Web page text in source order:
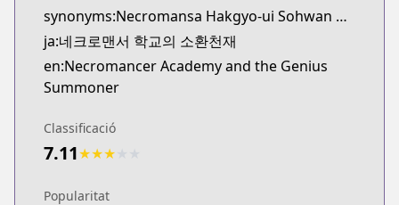
synonyms:Necromansa Hakgyo-ui Sohwan Cheonjae
ja:네크로맨서 학교의 소환천재
en:Necromancer Academy and the Genius
Summoner
Classificació
7.11★★★
Popularitat